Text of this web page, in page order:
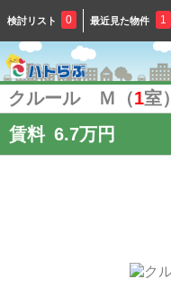
検討リスト 0 最近見た物件 1
クルール Ｍ（1室）
賃料 6.7万円